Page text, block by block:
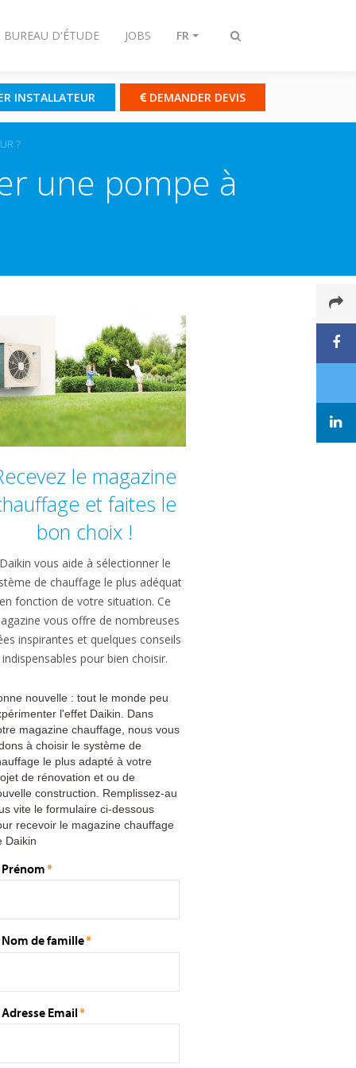
Afficher/masquer
BUREAU D'ÉTUDE JOBS FR
INSTALLATEUR DEMANDER DEVIS
?
une pompe à
le magazine
et faites le
bon choix !
vous aide à sélectionner le
de chauffage le plus adéquat
fonction de votre situation. Ce
vous offre de nombreuses
inspirantes et quelques conseils
indispensables pour bien choisir.